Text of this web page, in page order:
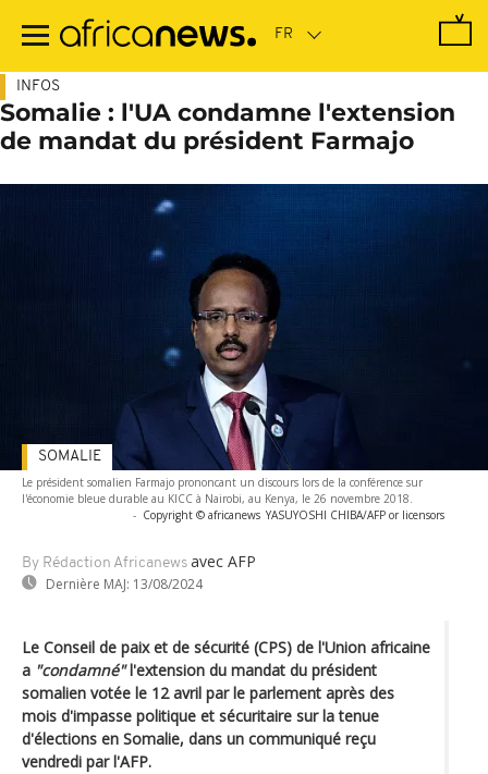
contenu
INFOS
Somalie : l'UA condamne l'extension
de mandat du président Farmajo
Le président somalien Farmajo prononcant un discours lors de la conférence sur
l'économie bleue durable au KICC à Nairobi, au Kenya, le 26 novembre 2018.
- Copyright © africanews YASUYOSHI CHIBA/AFP or licensors
By Rédaction Africanews avec AFP
Dernière MAJ: 13/08/2024
SOMALIE
Le Conseil de paix et de sécurité (CPS) de l'Union africaine
a "condamné"l'extension du mandat du président
somalien votée le 12 avril par le parlement après des
mois d'impasse politique et sécuritaire sur la tenue
d'élections en Somalie, dans un communiqué reçu
vendredi par l'AFP.